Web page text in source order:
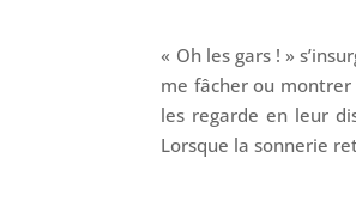
« Oh les gars ! »
me fâcher ou montrer
les regarde en leur
Lorsque la sonnerie